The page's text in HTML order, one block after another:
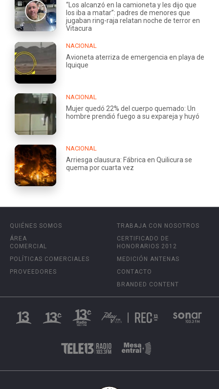
“Los alcanzó en la camioneta y les dijo que
los iba a matar”: padres de menores que
jugaban ring-raja relatan noche de terror en
Vitacura
NACIONAL
Avioneta aterriza de emergencia en playa de
Iquique
NACIONAL
Mujer quedó 22% del cuerpo quemado: Un
hombre prendió fuego a su expareja y huyó
NACIONAL
Arriesga clausura: Fábrica en Quilicura se
quema por cuarta vez
QUIÉNES SOMOS
ÁREA
COMERCIAL
POLÍTICAS COMERCIALES
PROVEEDORES
TRABAJA CON NOSOTROS
CERTIFICADO DE
HONORARIOS 2012
MEDICIÓN ANTENAS
CONTACTO
BRANDED CONTENT